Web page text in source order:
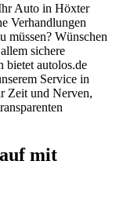
Auto in Höxter
Verhandlungen
müssen? Wünschen
sichere
bietet autolos.de
Service in
Zeit und Nerven,
mit